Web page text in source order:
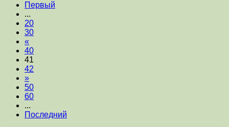
Первый
...
20
30
«
40
41
42
»
50
60
...
Последний